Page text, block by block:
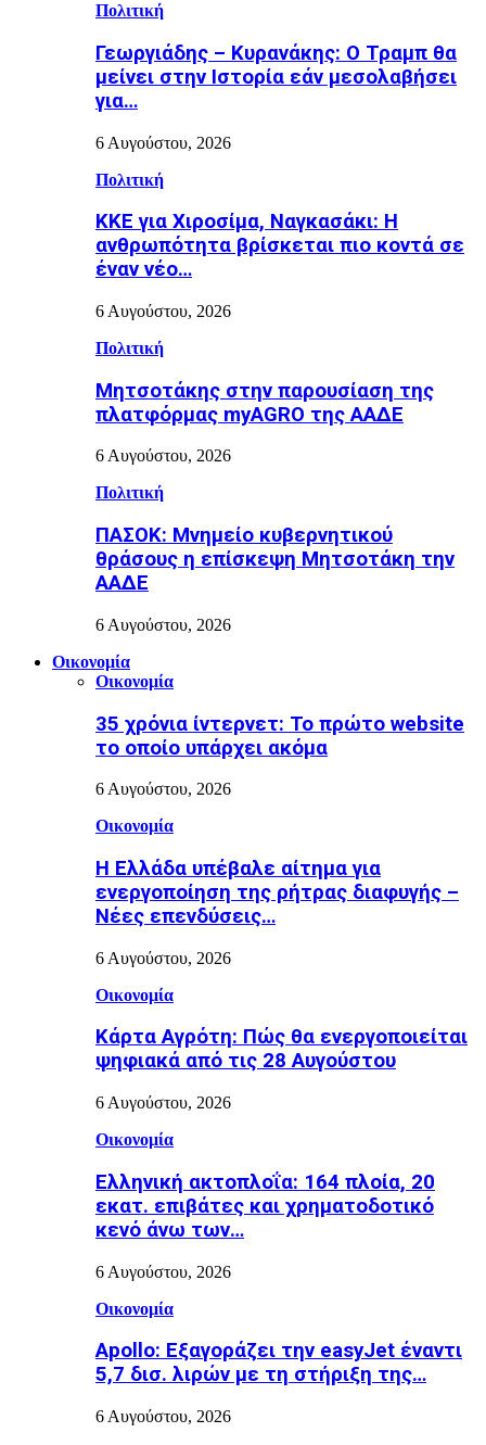
Πολιτική
Γεωργιάδης – Κυρανάκης: Ο Τραμπ θα
μείνει στην Ιστορία εάν μεσολαβήσει
για…
6 Αυγούστου, 2026
Πολιτική
ΚΚΕ για Χιροσίμα, Ναγκασάκι: Η
ανθρωπότητα βρίσκεται πιο κοντά σε
έναν νέο…
6 Αυγούστου, 2026
Πολιτική
Μητσοτάκης στην παρουσίαση της
πλατφόρμας myAGRO της ΑΑΔΕ
6 Αυγούστου, 2026
Πολιτική
ΠΑΣΟΚ: Μνημείο κυβερνητικού
θράσους η επίσκεψη Μητσοτάκη την
ΑΑΔΕ
6 Αυγούστου, 2026
Οικονομία
Οικονομία
35 χρόνια ίντερνετ: Το πρώτο website
το οποίο υπάρχει ακόμα
6 Αυγούστου, 2026
Οικονομία
Η Ελλάδα υπέβαλε αίτημα για
ενεργοποίηση της ρήτρας διαφυγής –
Νέες επενδύσεις…
6 Αυγούστου, 2026
Οικονομία
Κάρτα Αγρότη: Πώς θα ενεργοποιείται
ψηφιακά από τις 28 Αυγούστου
6 Αυγούστου, 2026
Οικονομία
Ελληνική ακτοπλοΐα: 164 πλοία, 20
εκατ. επιβάτες και χρηματοδοτικό
κενό άνω των…
6 Αυγούστου, 2026
Οικονομία
Apollo: Εξαγοράζει την easyJet έναντι
5,7 δισ. λιρών με τη στήριξη της…
6 Αυγούστου, 2026